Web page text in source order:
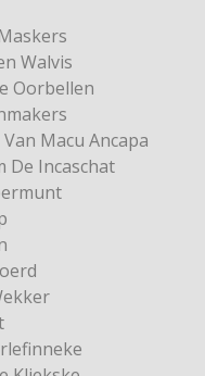
Walvis
Oorbellen
Macu Ancapa
De Incaschat